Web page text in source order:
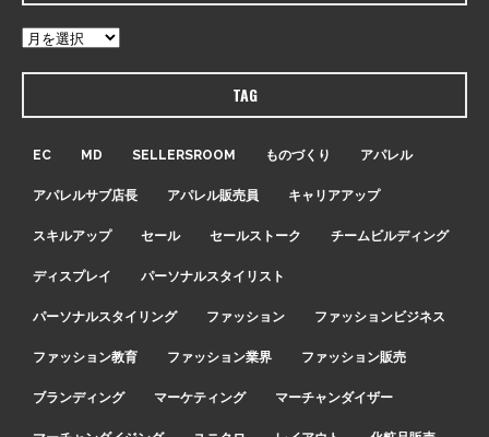
TAG
EC MD SELLERSROOM ものづくり アパレル
アパレルサブ店長 アパレル販売員 キャリアアップ
スキルアップ セール セールストーク チームビルディング
ディスプレイ パーソナルスタイリスト
パーソナルスタイリング ファッション ファッションビジネス
ファッション教育 ファッション業界 ファッション販売
ブランディング マーケティング マーチャンダイザー